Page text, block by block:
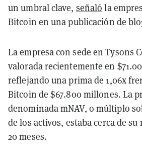
un umbral clave, señaló la
Bitcoin en una publicación de
La empresa con sede en Tysons
valorada recientemente en
reflejando una prima de 1,06x
Bitcoin de $67.800 millones. La
denominada mNAV, o múltiplo
de los activos, estaba cerca de
20 meses.